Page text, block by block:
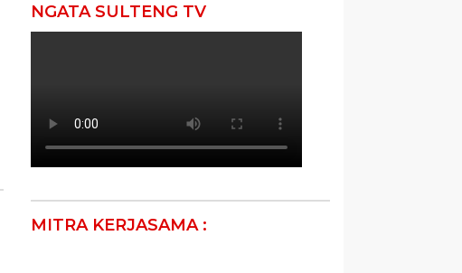
NGATA SULTENG TV
MITRA KERJASAMA :